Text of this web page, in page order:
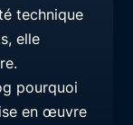
technique
elle
pourquoi
en œuvre